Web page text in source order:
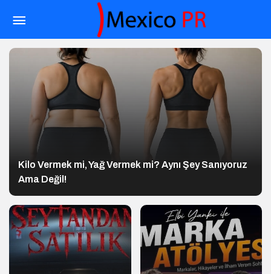
Kilo Vermek mi, Yağ Vermek mi? Aynı Şey Sanıyoruz
Ama Değil!